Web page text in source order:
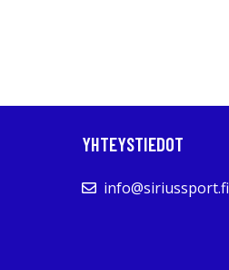
YHTEYSTIEDOT
info@siriussport.fi